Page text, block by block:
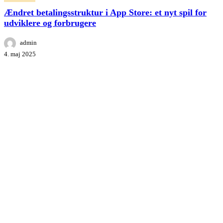
betalingsstruktur
App
Store:
et
nyt
spil
Ændret betalingsstruktur i App Store: et nyt spil for
udviklere og forbrugere
admin
4. maj 2025